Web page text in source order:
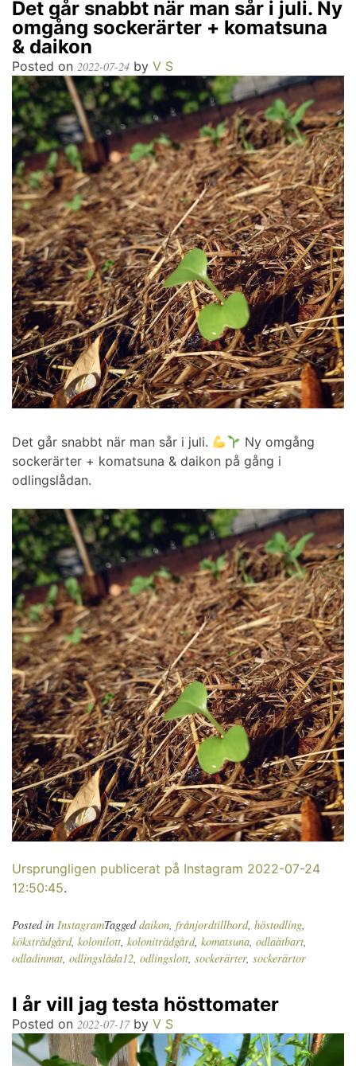
Det går snabbt när man sår i juli. Ny
omgång sockerärter + komatsuna
& daikon
Posted on 2022-07-24 by V S
Det går snabbt när man sår i juli.
Ny omgång
sockerärter + komatsuna & daikon på gång i
odlingslådan.
Ursprungligen publicerat på Instagram 2022-07-24
12:50:45.
Posted in InstagramTaggeddaikon, frånjordtillbord, höstodling,
köksträdgård, kolonilott, koloniträdgård, komatsuna, odlaätbart,
odladinmat, odlingslåda12, odlingslott, sockerärter, sockerärtor
I år vill jag testa hösttomater
Posted on 2022-07-17by V S